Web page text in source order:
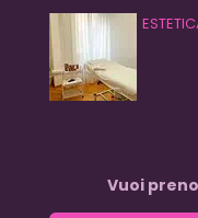
Vuoi